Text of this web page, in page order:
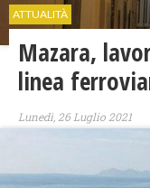
ATTUALITÀ
Mazara,
linea
Lunedì, 26 Luglio 2021